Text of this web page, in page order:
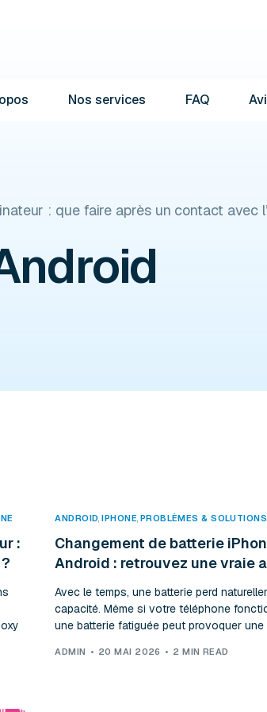
Nos services FAQ
: que faire après un contact avec
:
ANDROID,IPHONE, PROBLÈMES & SOLUTIONS
Changement de batterie
Android : retrouvez une vraie
Avec le temps, une batterie perd
capacité. Même si votre téléphone
une batterie fatiguée peut provoquer une
ADMIN 20 MAI 2026 2 MIN READ